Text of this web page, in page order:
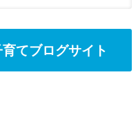
てブログサイト